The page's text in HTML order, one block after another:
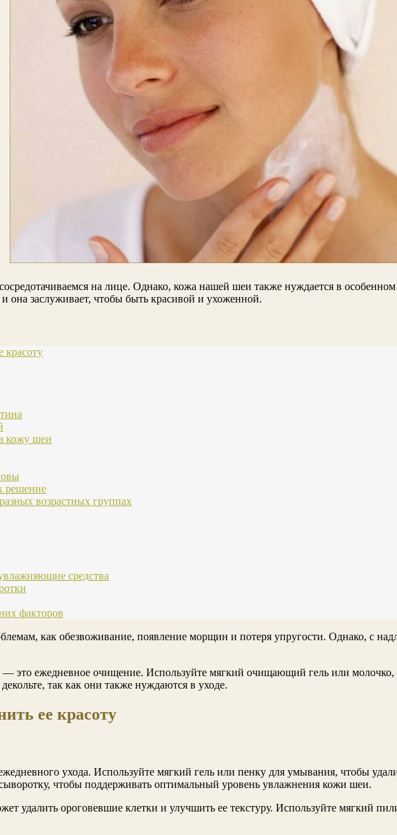
на лице. Однако, кожа нашей шеи также нуждается в
заслуживает, чтобы быть красивой и ухоженной.
красоту
кожу шеи
решение
возрастных группах
средства
факторов
как обезвоживание, появление морщин и потеря упругости. Однако, с
это ежедневное очищение. Используйте мягкий очищающий гель или молочко,
так как они также нуждаются в уходе.
ее красоту
ухода. Используйте мягкий гель или пенку для умывания, чтобы
чтобы поддерживать оптимальный уровень увлажнения кожи шеи.
удалить ороговевшие клетки и улучшить ее текстуру. Используйте мягкий